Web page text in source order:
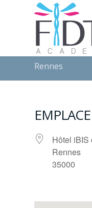
Rennes
Hôtel iBIS
Rennes
35000